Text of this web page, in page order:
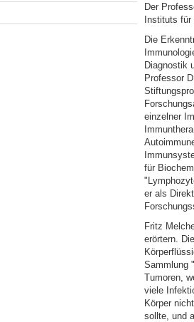
Der
Instituts für
Die
Diagnostik
Professor
einzelner
für
er als
Fritz
erörtern.
Sammlung
Tumoren,
viele
Körper
sollte, und